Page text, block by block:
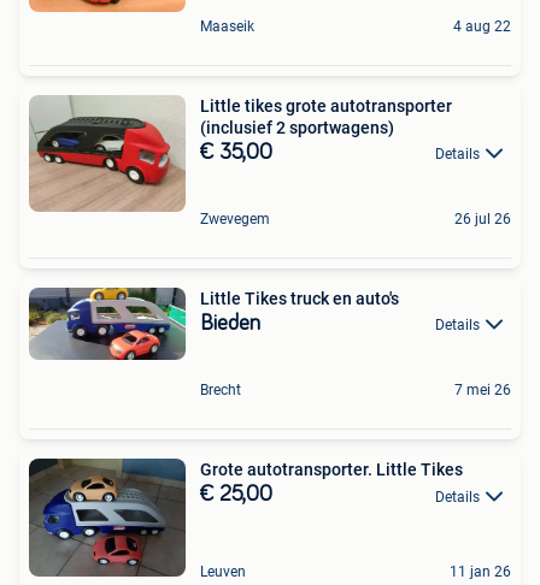
Maaseik 4 aug 22
Little tikes grote autotransporter
(inclusief 2 sportwagens)
€ 35,00 Details
Zwevegem 26 jul 26
Little Tikes truck en auto's
Bieden Details
Brecht 7 mei 26
Grote autotransporter. Little Tikes
€ 25,00 Details
Leuven 11 jan 26